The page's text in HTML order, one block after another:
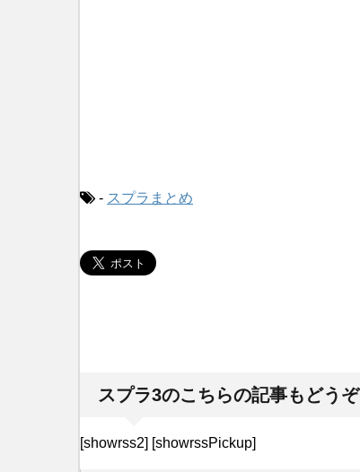
- スプラまとめ
スプラ3のこちらの記事もどうぞ
[showrss2] [showrssPickup]